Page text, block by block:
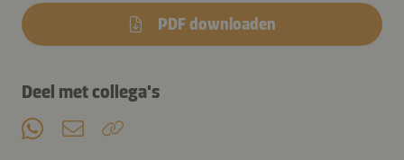
PDF downloaden
Deel met collega's